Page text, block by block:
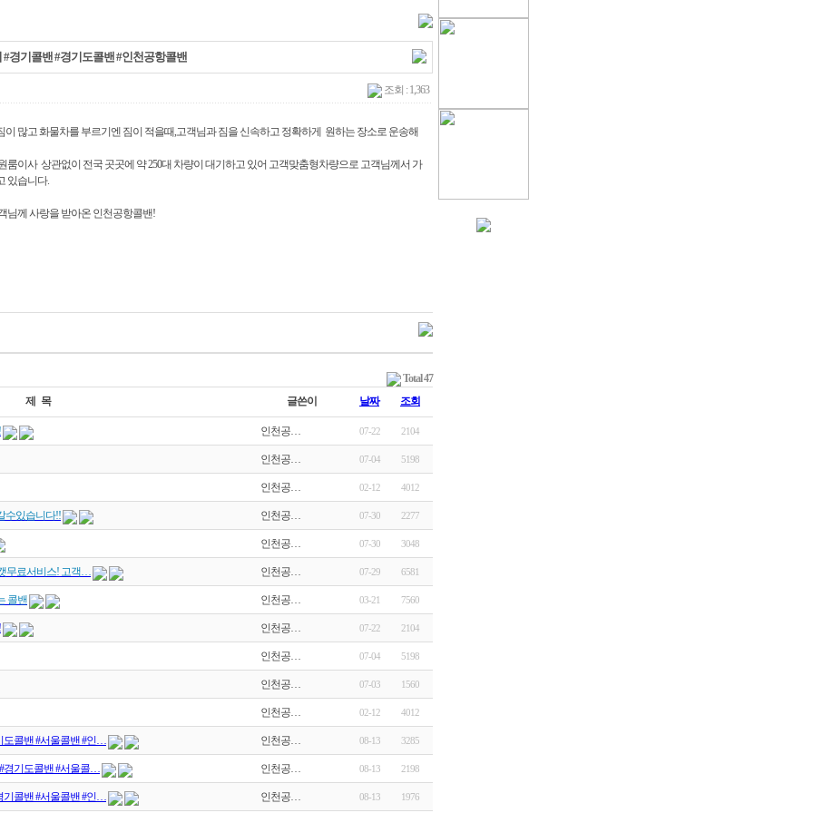
경기콜밴 #경기도콜밴 #인천공항콜밴
조회 : 1,363
많고 화물차를 부르기엔 짐이 적을때,고객님과 짐을 신속하고 정확하게 원하는 장소로 운송해
이사 상관없이 전국 곳곳에 약 250대 차량이 대기하고 있어 고객맞춤형차량으로 고객님께서 가
있습니다.
님께 사랑을 받아온 인천공항콜밴!
Total 47
제 목
글쓴이 날짜 조회
인천공… 07-22 2104
인천공… 07-04 5198
인천공… 02-12 4012
수있습니다!! 인천공… 07-30 2277
인천공… 07-30 3048
무료서비스! 고객… 인천공… 07-29 6581
콜밴 인천공… 03-21 7560
인천공… 07-22 2104
인천공… 07-04 5198
인천공… 07-03 1560
인천공… 02-12 4012
도콜밴 #서울콜밴 #인… 인천공… 08-13 3285
경기도콜밴 #서울콜… 인천공… 08-13 2198
기콜밴 #서울콜밴 #인… 인천공… 08-13 1976